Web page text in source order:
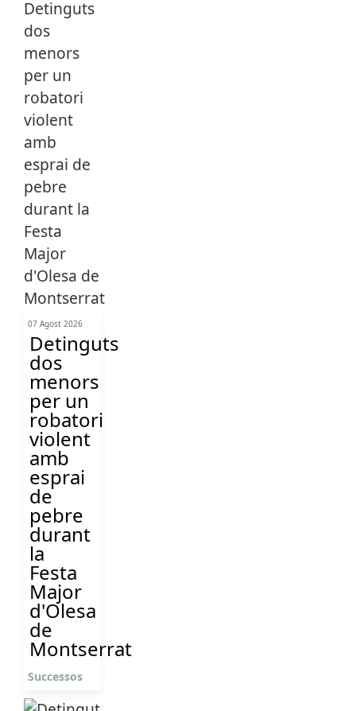
07 Agost 2026
Detinguts
dos
menors
per un
robatori
violent
amb
esprai
de
pebre
durant
la
Festa
Major
d'Olesa
de
Montserrat
Successos